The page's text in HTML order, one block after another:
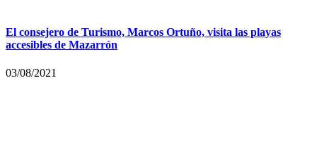
El consejero de Turismo, Marcos Ortuño, visita las playas
accesibles de Mazarrón
03/08/2021